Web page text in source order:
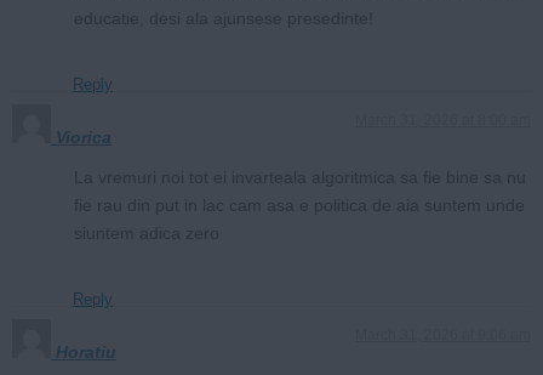
Reply
Viorica
Reply
Horatiu